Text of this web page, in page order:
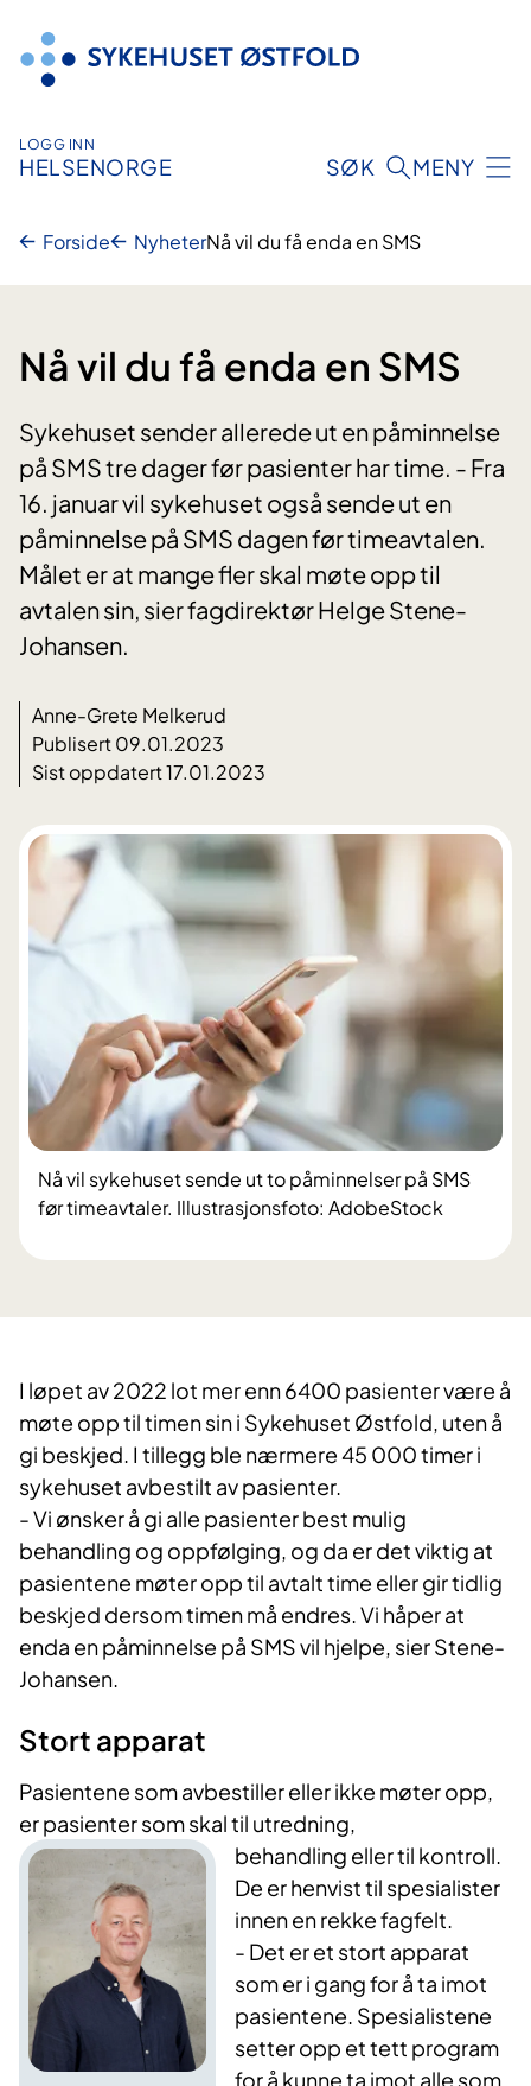
innhold
LOGG INN
HELSENORGE SØK MENY
Forside NyheterNå vil du få enda en SMS
Nå vil du få enda en SMS
Sykehuset sender allerede ut en påminnelse
på SMS tre dager før pasienter har time. - Fra
16. januar vil sykehuset også sende ut en
påminnelse på SMS dagen før timeavtalen.
Målet er at mange fler skal møte opp til
avtalen sin, sier fagdirektør Helge Stene-
Johansen.
Anne-Grete Melkerud
Publisert 09.01.2023
Sist oppdatert 17.01.2023
Nå vil sykehuset sende ut to påminnelser på SMS
før timeavtaler. Illustrasjonsfoto: AdobeStock
I løpet av 2022 lot mer enn 6400 pasienter være å
møte opp til timen sin i Sykehuset Østfold, uten å
gi beskjed. I tillegg ble nærmere 45 000 timer i
sykehuset avbestilt av pasienter.
- Vi ønsker å gi alle pasienter best mulig
behandling og oppfølging, og da er det viktig at
pasientene møter opp til avtalt time eller gir tidlig
beskjed dersom timen må endres. Vi håper at
enda en påminnelse på SMS vil hjelpe, sier Stene-
Johansen.
Stort apparat
Pasientene som avbestiller eller ikke møter opp,
er pasienter som skal til utredning,
behandling eller til kontroll.
De er henvist til spesialister
innen en rekke fagfelt.
- Det er et stort apparat
som er i gang for å ta imot
pasientene. Spesialistene
setter opp et tett program
for å kunne ta imot alle som